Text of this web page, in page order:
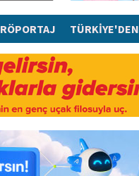
RÖPORTAJ TÜRKİYE'DEN